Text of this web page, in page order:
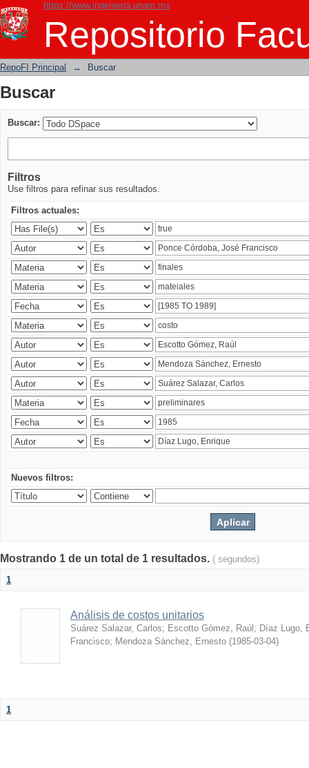
https://www.ingenieria.unam.mx
Repositorio
Buscar
RepoFI Principal → Buscar
Buscar
Buscar:
Filtros
Use filtros para refinar sus resultados.
Filtros actuales:
Nuevos filtros:
Mostrando 1 de un total de 1 resultados. ( segundos)
1
Análisis de costos unitarios
Suárez Salazar, Carlos; Escotto Gómez, Raúl ; Díaz Lugo,
Francisco; Mendoza Sánchez, Ernesto (1985-03-04)
1